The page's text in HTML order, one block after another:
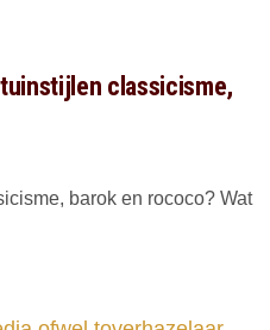
classicisme,
barok en rococo? Wat